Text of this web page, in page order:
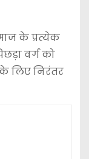
के प्रत्येक
वर्ग को
लिए निरंतर